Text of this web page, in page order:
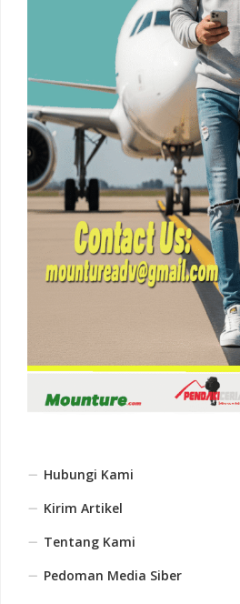
Hubungi Kami
Kirim Artikel
Tentang Kami
Pedoman Media Siber